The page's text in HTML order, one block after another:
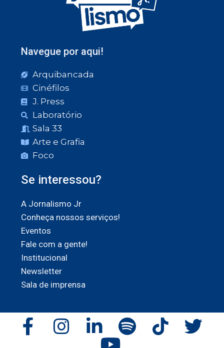
Navegue por aqui!
Arquibancada
Cinéfilos
J. Press
Laboratório
Sala 33
Arte e Grafia
Foco
Se interessou?
A Jornalismo Jr
Conheça nossos serviços!
Eventos
Fale com a gente!
Institucional
Newsletter
Sala de imprensa